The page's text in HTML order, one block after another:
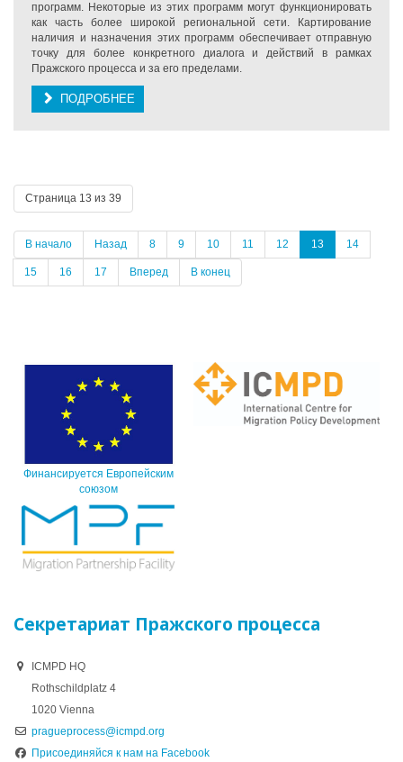
программ. Некоторые из этих программ могут функционировать
как часть более широкой региональной сети. Картирование
наличия и назначения этих программ обеспечивает отправную
точку для более конкретного диалога и действий в рамках
Пражского процесса и за его пределами.
ПОДРОБНЕЕ
Страница 13 из 39
В начало Назад 8 9 10 11 12 13 14
15 16 17 Вперед В конец
Финансируется Европейским
союзом
Секретариат Пражского процесса
ICMPD HQ
Rothschildplatz 4
1020 Vienna
pragueprocess@icmpd.org
Присоединяйся к нам на Facebook